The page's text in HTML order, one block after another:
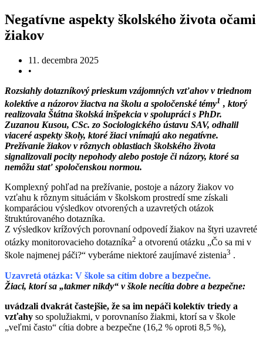
Negatívne aspekty školského života očami
žiakov
11. decembra 2025
•
Rozsiahly dotazníkový prieskum vzájomných vzťahov v triednom
kolektíve a názorov žiactva na školu a spoločenské témy1 , ktorý
realizovala Štátna školská inšpekcia v spolupráci s PhDr.
Zuzanou Kusou, CSc. zo Sociologického ústavu SAV, odhalil
viaceré aspekty školy, ktoré žiaci vnímajú ako negatívne.
Prežívanie žiakov v rôznych oblastiach školského života
signalizovali pocity nepohody alebo postoje či názory, ktoré sa
nemôžu stať spoločenskou normou.
Komplexný pohľad na prežívanie, postoje a názory žiakov vo
vzťahu k rôznym situáciám v školskom prostredí sme získali
komparáciou výsledkov otvorených a uzavretých otázok
štruktúrovaného dotazníka.
Z výsledkov krížových porovnaní odpovedí žiakov na štyri uzavreté
otázky monitorovacieho dotazníka2 a otvorenú otázku „Čo sa mi v
škole najmenej páči?“ vyberáme niektoré zaujímavé zistenia3 .
Uzavretá otázka: V škole sa cítim dobre a bezpečne.
Žiaci, ktorí sa „takmer nikdy“ v škole necítia dobre a bezpečne:
uvádzali dvakrát častejšie, že sa im nepáči kolektív triedy a
vzťahy so spolužiakmi, v porovnaníso žiakmi, ktorí sa v škole
„veľmi často“ cítia dobre a bezpečne (16,2 % oproti 8,5 %),